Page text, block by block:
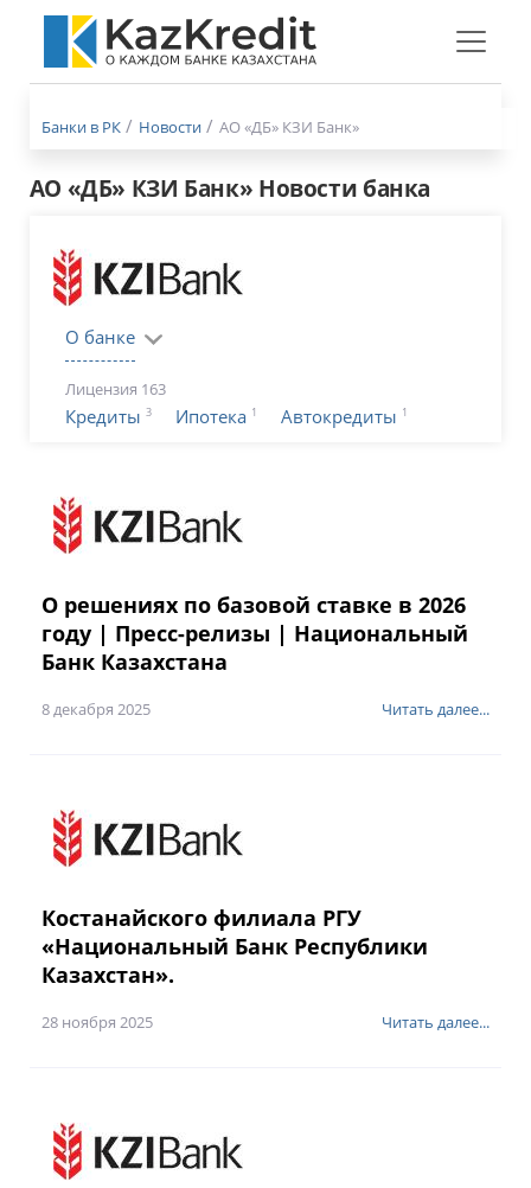
Меню
Банки в РК Новости АО «ДБ» КЗИ Банк»
АО «ДБ» КЗИ Банк» Новости банка
О банке
Лицензия 163
Кредиты 3 Ипотека 1 Автокредиты 1
О решениях по базовой ставке в 2026
году | Пресс-релизы | Национальный
Банк Казахстана
8 декабря 2025 Читать далее...
Костанайского филиала РГУ
«Национальный Банк Республики
Казахстан».
28 ноября 2025 Читать далее...